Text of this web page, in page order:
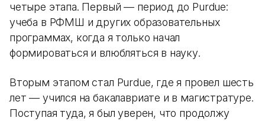
четыре этапа. Первый — период до Purdue:
учеба в РФМШ и других образовательных
программах, когда я только начал
формироваться и влюбляться в науку.
Вторым этапом стал Purdue, где я провел шесть
лет — учился на бакалавриате и в магистратуре.
Поступая туда, я был уверен, что продолжу